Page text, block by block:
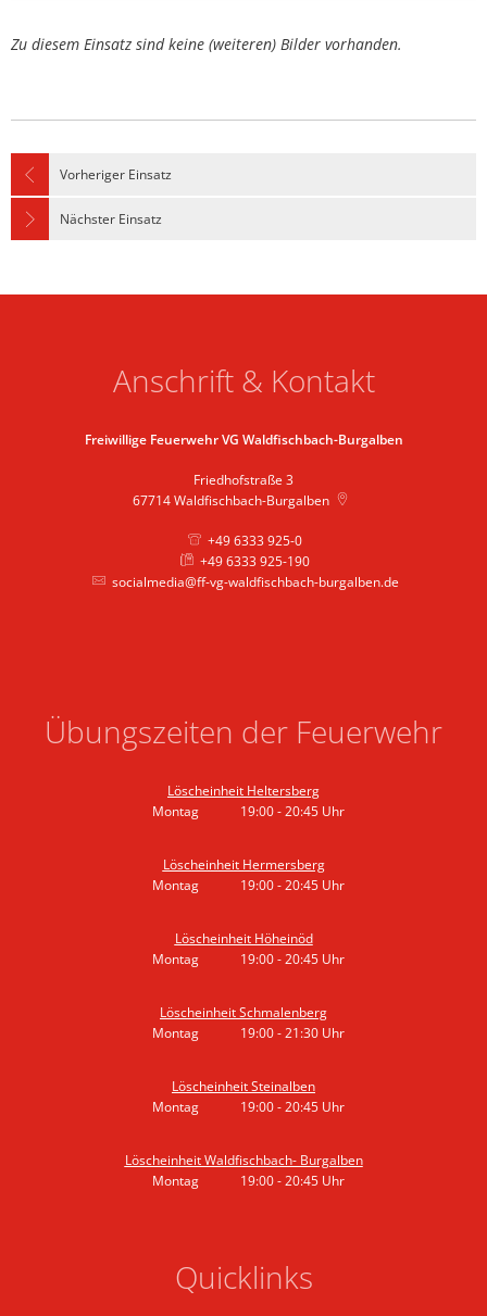
Zu diesem Einsatz sind keine (weiteren) Bilder vorhanden.
Vorheriger Einsatz
Nächster Einsatz
Anschrift & Kontakt
Freiwillige Feuerwehr VG Waldfischbach-Burgalben
Friedhofstraße 3
67714 Waldfischbach-Burgalben
+49 6333 925-0
+49 6333 925-190
socialmedia@ff-vg-waldfischbach-burgalben.de
Übungszeiten der Feuerwehr
Löscheinheit Heltersberg
Montag
19:00-20:45 Uhr
Löscheinheit Hermersberg
Montag
19:00-20:45 Uhr
Löscheinheit Höheinöd
Montag
19:00-20:45 Uhr
Löscheinheit Schmalenberg
Montag
19:00-21:30 Uhr
Löscheinheit Steinalben
Montag
19:00-20:45 Uhr
Löscheinheit Waldfischbach- Burgalben
Montag
19:00-20:45 Uhr
Quicklinks